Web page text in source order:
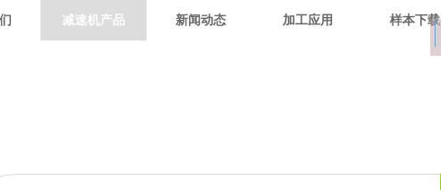
减速机产品 新闻动态 加工应用 样本下载